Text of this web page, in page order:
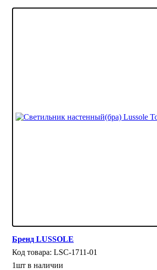
Бренд LUSSOLE
LSC-1711-01
1шт в наличии